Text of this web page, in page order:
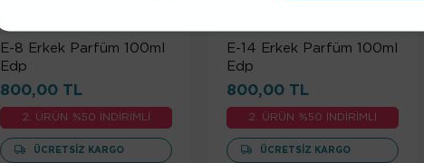
E-8 Erkek Parfüm 100ml
Edp
800,00 TL
2. ÜRÜN %50 İNDİRİMLİ
ÜCRETSIZ KARGO
E-14 Erkek Parfüm 100ml
Edp
800,00 TL
2. ÜRÜN %50 İNDİRİMLİ
ÜCRETSIZ KARGO